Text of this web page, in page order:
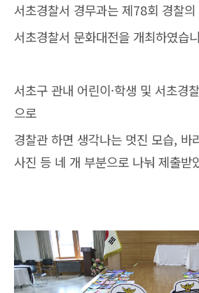
서초경찰서 경무과는 제78회 경찰
서초경찰서 문화대전을 개최하였습
서초구 관내 어린이·학생 및 서초경
으로
경찰관 하면 생각나는 멋진 모습, 바
사진 등 네 개 부분으로 나눠 제출받